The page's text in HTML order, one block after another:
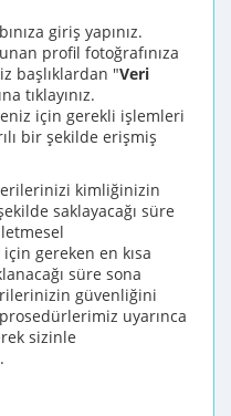
giriş yapınız.
profil fotoğrafınıza
başlıklardan "Veri
tıklayınız.
için gerekli işlemleri
bir şekilde erişmiş
kimliğinizin
saklayacağı süre
gereken en kısa
süre sona
güvenliğini
uyarınca
sizinle